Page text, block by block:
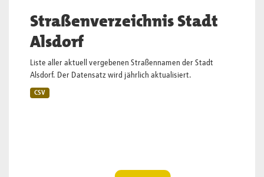
Straßenverzeichnis Stadt
Alsdorf
Liste aller aktuell vergebenen Straßennamen der Stadt
Alsdorf. Der Datensatz wird jährlich aktualisiert.
CSV